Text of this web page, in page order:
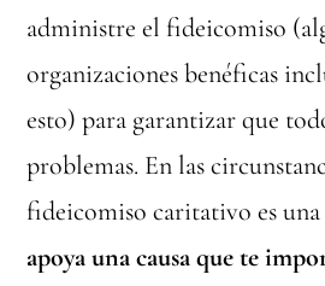
administre el fideicomiso
organizaciones benéficas
esto) para garantizar que
problemas. En las
fideicomiso caritativo es
apoya una causa que te